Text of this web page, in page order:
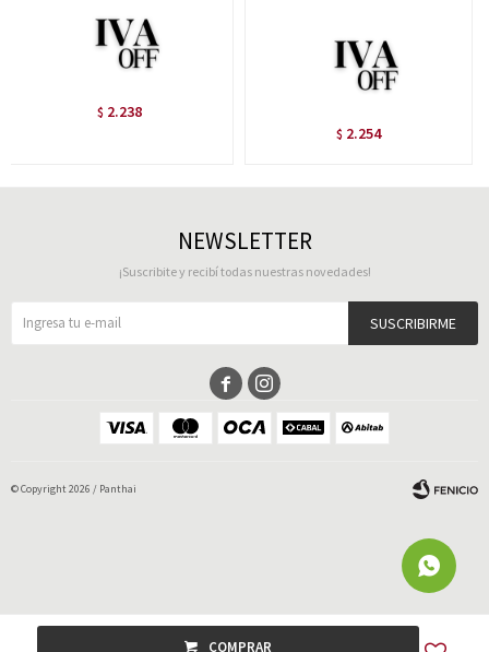
COMPRAR
$ 2.238
$ 2.254
NEWSLETTER
¡Suscribite y recibí todas nuestras novedades!
SUSCRIBIRME
 
© Copyright 2026 / Panthai